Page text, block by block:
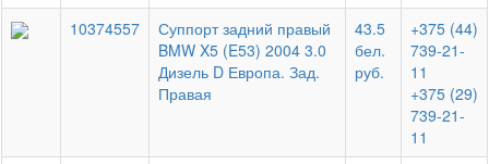
10374557
Суппорт задний правый
BMW X5 (E53) 2004 3.0
Дизель D Европа. Зад.
Правая
43.5
бел.
руб.
+375 (44)
739-21-
11
+375 (29)
739-21-
11